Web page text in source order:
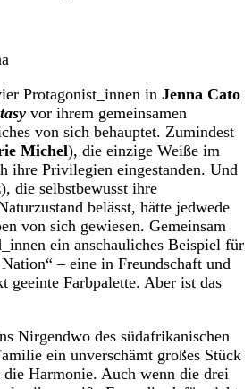
Protagonist_innen in Jenna Cato
vor ihrem gemeinsamen
von sich behauptet. Zumindest
Michel), die einzige Weiße im
ihre Privilegien eingestanden. Und
), die selbstbewusst ihre
belässt, hätte jedwede
von sich gewiesen. Gemeinsam
ein anschauliches Beispiel für
– eine in Freundschaft und
geeinte Farbpalette. Aber ist das
Nirgendwo des südafrikanischen
ein unverschämt großes Stück
Harmonie. Auch wenn die drei